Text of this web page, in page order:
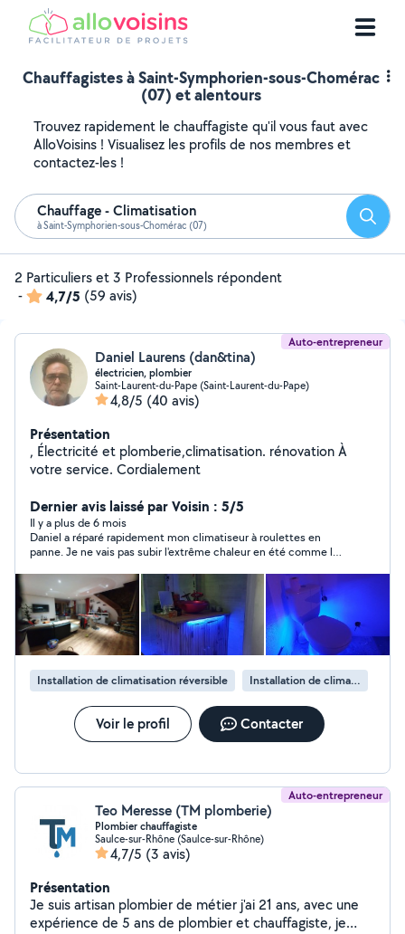
Chauffagistes à Saint-Symphorien-sous-Chomérac
(07) et alentours
Trouvez rapidement le chauffagiste qu'il vous faut avec
AlloVoisins ! Visualisez les profils de nos membres et
contactez-les !
Chauffage - Climatisation
à Saint-Symphorien-sous-Chomérac (07)
2 Particuliers et 3 Professionnels répondent
-
4,7/5 (59 avis)
Auto-entrepreneur
Daniel Laurens (dan&tina)
électricien, plombier
Saint-Laurent-du-Pape (Saint-Laurent-du-Pape)
4,8/5 (40 avis)
Présentation
, Électricité et plomberie,climatisation. rénovation À
votre service. Cordialement
Dernier avis laissé par Voisin : 5/5
Il y a plus de 6 mois
Daniel a réparé rapidement mon climatiseur à roulettes en
panne. Je ne vais pas subir l'extrême chaleur en été comme les
de confier vos appareils électriques à Daniel.
Installation de climatisation réversible Installation de climatisation
Voir le profil Contacter
Auto-entrepreneur
Teo Meresse (TM plomberie)
Plombier chauffagiste
Saulce-sur-Rhône (Saulce-sur-Rhône)
4,7/5 (3 avis)
Présentation
Je suis artisan plombier de métier j'ai 21 ans, avec une
expérience de 5 ans de plombier et chauffagiste, je